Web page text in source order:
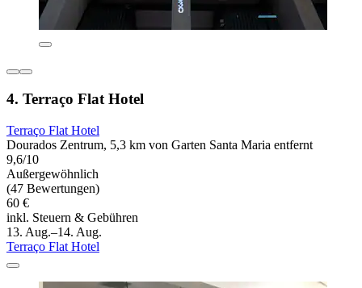
4. Terraço Flat Hotel
Terraço Flat Hotel
Dourados Zentrum, 5,3 km von Garten Santa Maria entfernt
9,6/10
Außergewöhnlich
(47 Bewertungen)
60 €
inkl. Steuern & Gebühren
13. Aug.–14. Aug.
Terraço Flat Hotel